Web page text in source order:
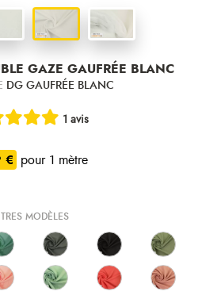
GAZE GAUFRÉE BLANC
DG GAUFRÉE BLANC
1 avis
€ pour 1 mètre
MODÈLES